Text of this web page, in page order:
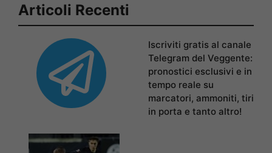
Articoli Recenti
Iscriviti gratis al canale
Telegram del Veggente:
pronostici esclusivi e in
tempo reale su
marcatori, ammoniti, tiri
in porta e tanto altro!